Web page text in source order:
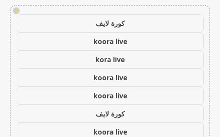
!
كورة لايف
koora live
kora live
koora live
koora live
كورة لايف
koora live